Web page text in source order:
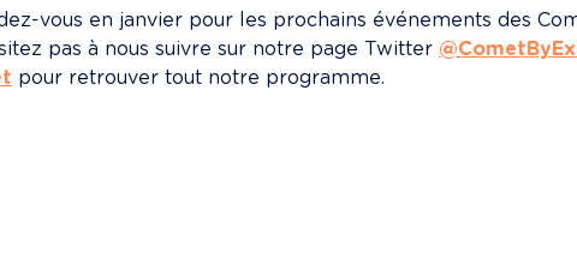
vous en janvier pour les prochains événements des
pas à nous suivre sur notre page Twitter
pour retrouver tout notre programme.